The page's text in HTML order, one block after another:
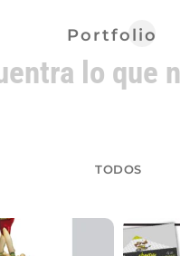
Portfolio
lo que
TODOS